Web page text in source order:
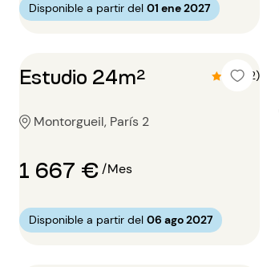
Disponible a partir del 01 ene 2027
Estudio 24m² 4.5 (2)
Montorgueil, París 2
1 667 €/Mes
Disponible a partir del 06 ago 2027